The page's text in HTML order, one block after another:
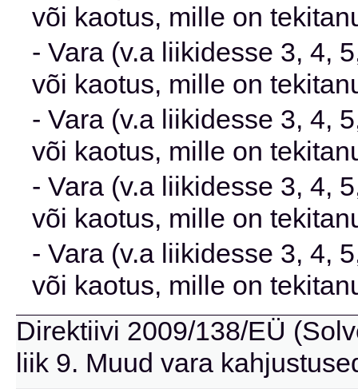
või kaotus, mille on
- Vara (v.a liikidesse 3, 4,
või kaotus, mille on
- Vara (v.a liikidesse 3, 4,
või kaotus, mille on
- Vara (v.a liikidesse 3, 4,
või kaotus, mille on
- Vara (v.a liikidesse 3, 4,
või kaotus, mille on
Direktiivi 2009/138/EÜ
liik 9. Muud vara